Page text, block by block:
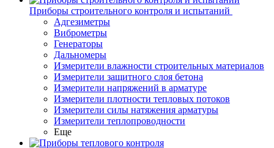
Приборы строительного контроля и испытаний
Адгезиметры
Виброметры
Генераторы
Дальномеры
Измерители влажности строительных материалов
Измерители защитного слоя бетона
Измерители напряжений в арматуре
Измерители плотности тепловых потоков
Измерители силы натяжения арматуры
Измерители теплопроводности
Еще